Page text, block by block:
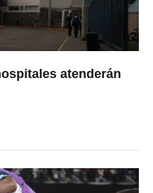
atenderán